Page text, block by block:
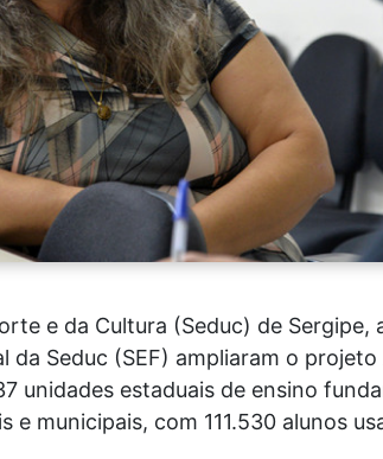
e da Cultura (Seduc) de
Seduc (SEF) ampliaram o
unidades estaduais de ensino
e municipais, com 111.530 alunos